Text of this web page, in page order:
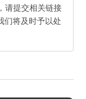
请提交相关链接
们将及时予以处